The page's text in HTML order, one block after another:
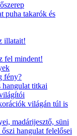
puha takarók és
illatait!
fel mindent!
fény?
hangulat titkai
világán túl is
madárijesztő, süni
hangulat felelősei